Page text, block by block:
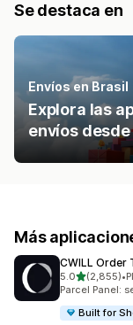
Se destaca en
Envíos en Brasil
Explora las
envíos
Más
CWILL Order
5.0de 5(2,855)
2855 reseñas•
Parcel Panel:
Built for